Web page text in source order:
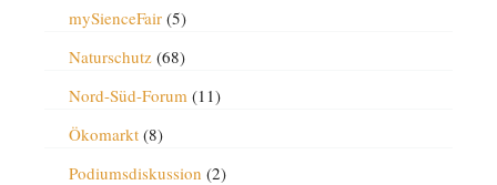
mySienceFair(5)
Naturschutz(68)
Nord-Süd-Forum(11)
Ökomarkt(8)
Podiumsdiskussion (2)